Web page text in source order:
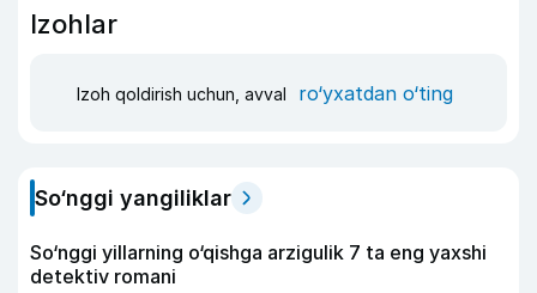
Izohlar
Izoh qoldirish uchun, avval ro‘yxatdan o‘ting
So‘nggi yangiliklar
So‘nggi yillarning o‘qishga arzigulik 7 ta eng yaxshi
detektiv romani